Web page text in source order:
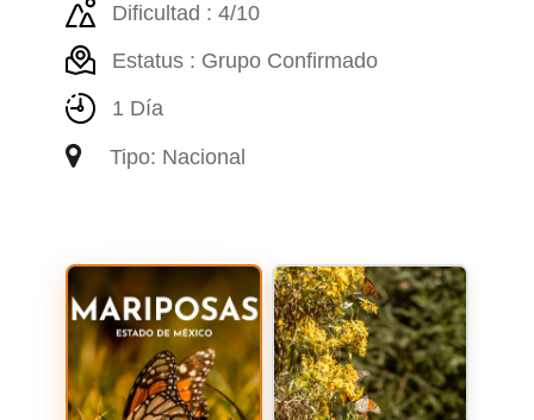
Dificultad : 4/10
Estatus : Grupo Confirmado
1 Día
Tipo: Nacional